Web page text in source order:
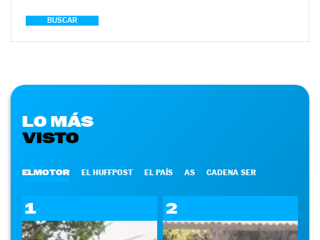
BUSCAR
LO MÁS
VISTO
ELMOTOR EL HUFFPOST EL PAÍS AS CADENA SER
1 2